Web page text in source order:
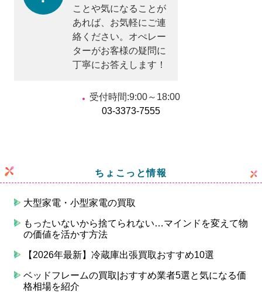
ことや気になることが
あれば、お気軽にご連
絡ください。オぺレー
ターがお客様の疑問に
丁寧にお答えします！
受付時間:9:00～18:00
03-3373-7555
ちょこっと情報
大型家電・小型家電の買取
もったいないから捨てられない…マインドを変えて物
の価値を活かす方法
【2026年最新】冷蔵庫出張買取おすすめ10選
ベッドフレームの買取|おすすめ業者5選と気になる価
格相場を紹介